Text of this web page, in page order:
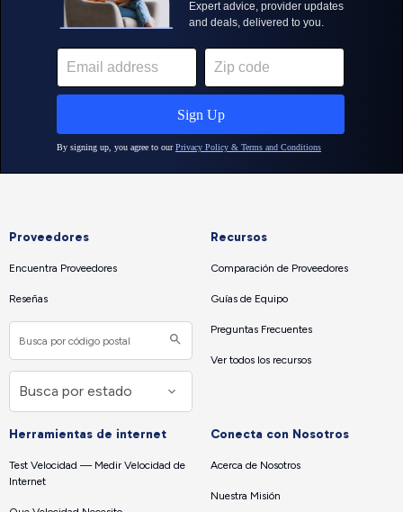
Proveedores
Encuentra Proveedores
Reseñas
Recursos
Comparación de Proveedores
Guías de Equipo
Preguntas Frecuentes
Ver todos los recursos
Herramientas de internet
Test Velocidad — Medir Velocidad de
Internet
Conecta con Nosotros
Acerca de Nosotros
Nuestra Misión